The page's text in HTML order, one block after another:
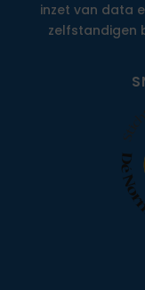
inzet van data
zelfstandigen